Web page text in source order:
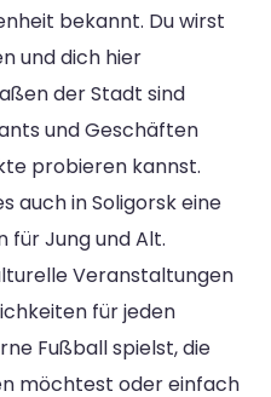
bekannt. Du wirst
und dich hier
der Stadt sind
und Geschäften
probieren kannst.
auch in Soligorsk eine
für Jung und Alt.
Veranstaltungen
für jeden
Fußball spielst, die
möchtest oder einfach